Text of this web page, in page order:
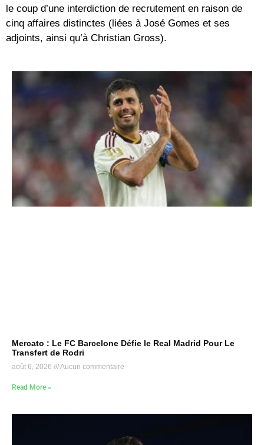
le coup d’une interdiction de recrutement en raison de
cinq affaires distinctes (liées à José Gomes et ses
adjoints, ainsi qu’à Christian Gross).
Mercato : Le FC Barcelone Défie le Real Madrid Pour Le
Transfert de Rodri
août 6, 2026 Aucun commentaire
Read More »